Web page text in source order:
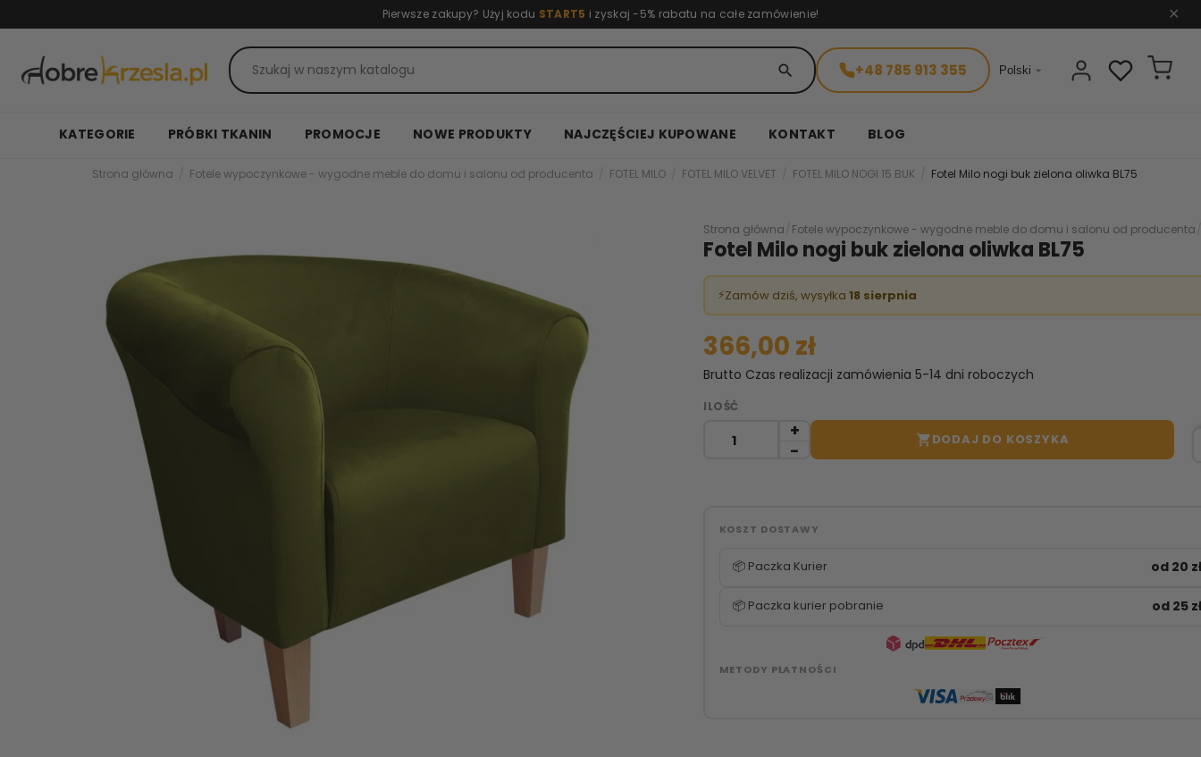
Pierwsze zakupy? Użyj kodu START5 i zyskaj -5% rabatu na całe zamówienie! ✕
search +48 785 913 355 Polski 
KATEGORIE PRÓBKI TKANIN PROMOCJE NOWE PRODUKTY NAJCZĘŚCIEJ KUPOWANE KONTAKT BLOG
Strona główna Fotele wypoczynkowe - wygodne meble do domu i salonu od producenta FOTEL MILO FOTEL MILO VELVET FOTEL MILO NOGI 15 BUK Fotel Milo nogi buk zielona oliwka BL75
Strona główna Fotele wypoczynkowe - wygodne meble do domu i salonu od producenta
Fotel Milo nogi buk zielona oliwka BL75
⚡Zamów dziś, wysyłka 18 sierpnia
366,00 zł
Brutto Czas realizacji zamówienia 5-14 dni roboczych
ILOŚĆ
DODAJ DO KOSZYKA
KOSZT DOSTAWY
📦 Paczka Kurier od 20
📦 Paczka kurier pobranie od 25
METODY PŁATNOŚCI